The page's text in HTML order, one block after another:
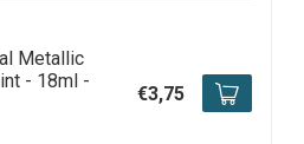
Metallic
- 18ml -
€3,75